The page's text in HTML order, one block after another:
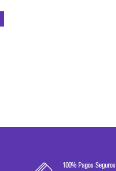
100% Pagos Seguros